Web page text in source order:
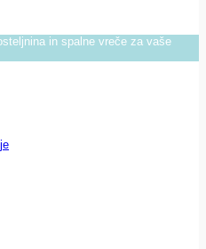
in spalne vreče za vaše